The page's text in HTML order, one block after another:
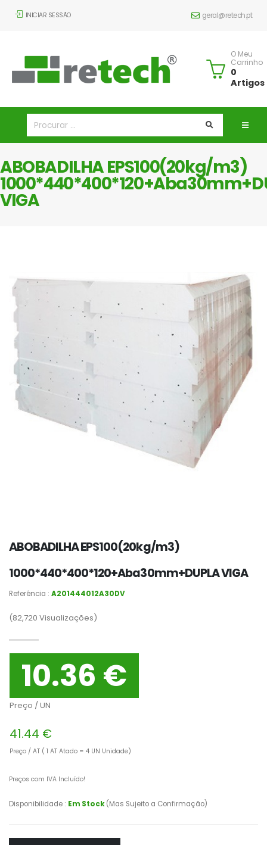
INICIAR SESSÃO geral@retech.pt
O Meu
Carrinho
0
Artigos
ABOBADILHA EPS100(20kg/m3)
VIGA
ABOBADILHA EPS100(20kg/m3)
1000*440*400*120+Aba30mm+DUPLA VIGA
Referência : A201444012A30DV
(82,720 Visualizações)
10.36 €
Preço / UN
41.44 €
Preço / AT ( 1 AT Atado = 4 UN Unidade)
Preços com IVA Incluído!
Disponibilidade : Em Stock(Mas Sujeito a Confirmação)